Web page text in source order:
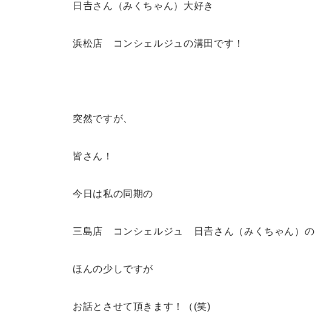
日𠮷さん（みくちゃん）大好き
浜松店 コンシェルジュの溝田です！
突然ですが、
皆さん！
今日は私の同期の
三島店 コンシェルジュ 日𠮷さん（みくちゃん）の
ほんの少しですが
お話とさせて頂きます！（(笑)